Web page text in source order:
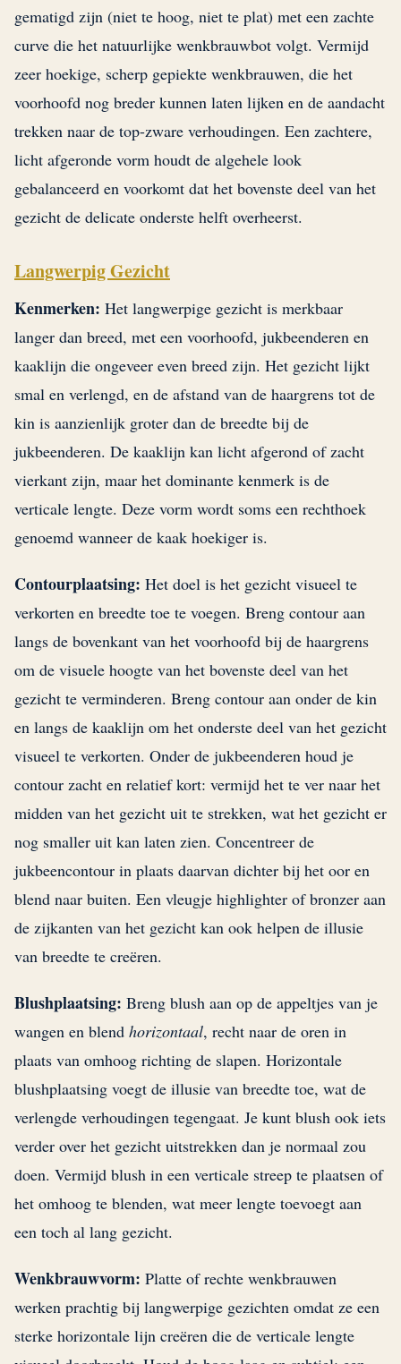
gematigd zijn (niet te hoog, niet te plat) met een zachte
curve die het natuurlijke wenkbrauwbot volgt. Vermijd
zeer hoekige, scherp gepiekte wenkbrauwen, die het
voorhoofd nog breder kunnen laten lijken en de aandacht
trekken naar de top-zware verhoudingen. Een zachtere,
licht afgeronde vorm houdt de algehele look
gebalanceerd en voorkomt dat het bovenste deel van het
gezicht de delicate onderste helft overheerst.
Langwerpig Gezicht
Kenmerken: Het langwerpige gezicht is merkbaar
langer dan breed, met een voorhoofd, jukbeenderen en
kaaklijn die ongeveer even breed zijn. Het gezicht lijkt
smal en verlengd, en de afstand van de haargrens tot de
kin is aanzienlijk groter dan de breedte bij de
jukbeenderen. De kaaklijn kan licht afgerond of zacht
vierkant zijn, maar het dominante kenmerk is de
verticale lengte. Deze vorm wordt soms een rechthoek
genoemd wanneer de kaak hoekiger is.
Contourplaatsing: Het doel is het gezicht visueel te
verkorten en breedte toe te voegen. Breng contour aan
langs de bovenkant van het voorhoofd bij de haargrens
om de visuele hoogte van het bovenste deel van het
gezicht te verminderen. Breng contour aan onder de kin
en langs de kaaklijn om het onderste deel van het gezicht
visueel te verkorten. Onder de jukbeenderen houd je
contour zacht en relatief kort: vermijd het te ver naar het
midden van het gezicht uit te strekken, wat het gezicht er
nog smaller uit kan laten zien. Concentreer de
jukbeencontour in plaats daarvan dichter bij het oor en
blend naar buiten. Een vleugje highlighter of bronzer aan
de zijkanten van het gezicht kan ook helpen de illusie
van breedte te creëren.
Blushplaatsing: Breng blush aan op de appeltjes van je
wangen en blend horizontaal, recht naar de oren in
plaats van omhoog richting de slapen. Horizontale
blushplaatsing voegt de illusie van breedte toe, wat de
verlengde verhoudingen tegengaat. Je kunt blush ook iets
verder over het gezicht uitstrekken dan je normaal zou
doen. Vermijd blush in een verticale streep te plaatsen of
het omhoog te blenden, wat meer lengte toevoegt aan
een toch al lang gezicht.
Wenkbrauwvorm: Platte of rechte wenkbrauwen
werken prachtig bij langwerpige gezichten omdat ze een
sterke horizontale lijn creëren die de verticale lengte